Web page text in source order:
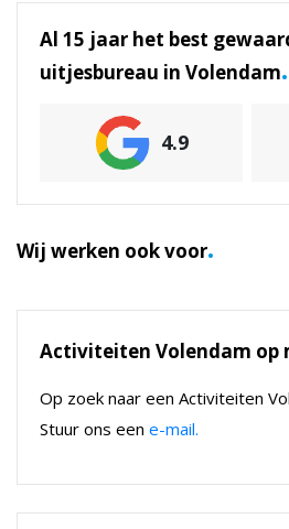
Al 15 jaar het best
uitjesbureau in Volendam.
4.9
Wij werken ook voor.
Activiteiten Volendam op
Op zoek naar een Activiteiten
Stuur ons een e-mail.